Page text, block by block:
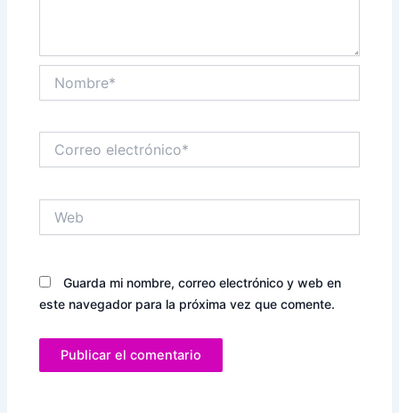
electrónico*
Guarda mi nombre, correo electrónico y web en
este navegador para la próxima vez que comente.